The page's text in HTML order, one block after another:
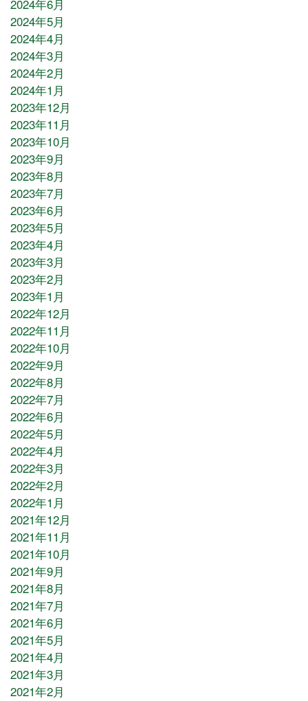
2024年6月
2024年5月
2024年4月
2024年3月
2024年2月
2024年1月
2023年12月
2023年11月
2023年10月
2023年9月
2023年8月
2023年7月
2023年6月
2023年5月
2023年4月
2023年3月
2023年2月
2023年1月
2022年12月
2022年11月
2022年10月
2022年9月
2022年8月
2022年7月
2022年6月
2022年5月
2022年4月
2022年3月
2022年2月
2022年1月
2021年12月
2021年11月
2021年10月
2021年9月
2021年8月
2021年7月
2021年6月
2021年5月
2021年4月
2021年3月
2021年2月